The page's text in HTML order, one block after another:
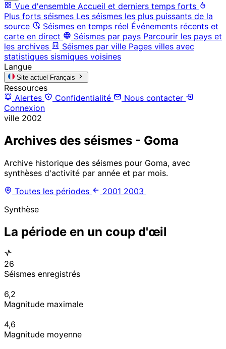
Vue d'ensemble Accueil et derniers temps forts
Plus forts séismes Les séismes les plus puissants de la
source
Séismes en temps réel Événements récents et
carte en direct
Séismes par pays Parcourir les pays et
les archives
Séismes par ville Pages villes avec
statistiques sismiques voisines
Langue
Site actuel Français
Ressources
Alertes
Confidentialité
Nous contacter
Connexion
ville 2002
Archives des séismes - Goma
Archive historique des séismes pour Goma, avec
synthèses d'activité par année et par mois.
Toutes les périodes
2001 2003
Synthèse
La période en un coup d'œil
26
Séismes enregistrés
6,2
Magnitude maximale
4,6
Magnitude moyenne